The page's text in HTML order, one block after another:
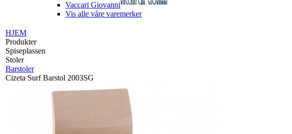
Vaccari Giovanni
Vis alle våre varemerker
HJEM
Produkter
Spiseplassen
Stoler
Barstoler
Cizeta Surf Barstol 2003SG